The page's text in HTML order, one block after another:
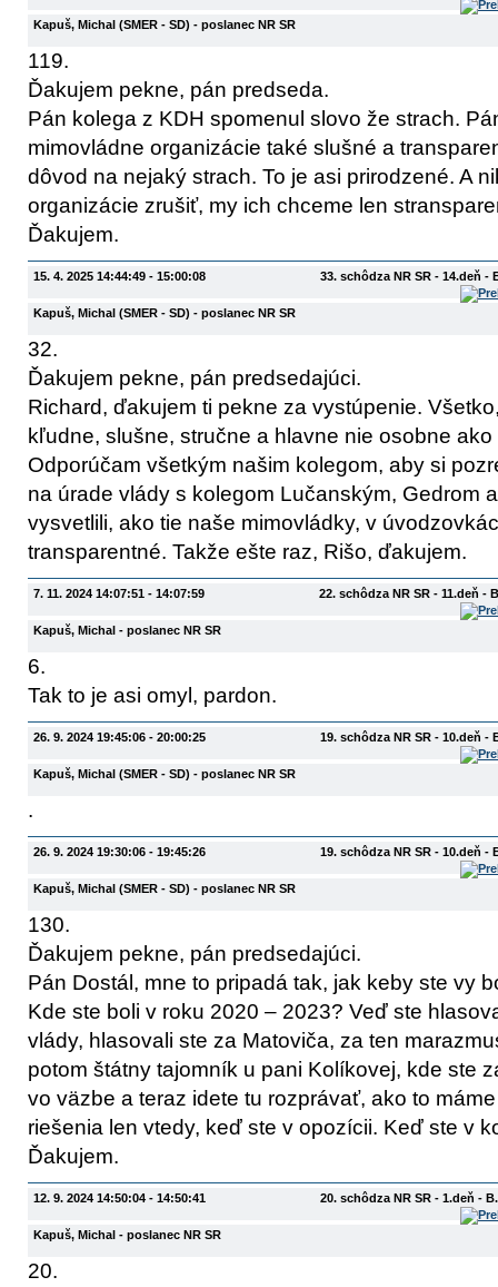
Kapuš, Michal (SMER - SD) - poslanec NR SR
119.
Ďakujem pekne, pán predseda.
Pán kolega z KDH spomenul slovo že strach.
mimovládne organizácie také slušné a
dôvod na nejaký strach. To je asi prirodzené. A
organizácie zrušiť, my ich chceme len
Ďakujem.
15. 4. 2025 14:44:49 - 15:00:08 33. schôdza NR SR - 14.deň -
Kapuš, Michal (SMER - SD) - poslanec NR SR
32.
Ďakujem pekne, pán predsedajúci.
Richard, ďakujem ti pekne za vystúpenie.
kľudne, slušne, stručne a hlavne nie osobne
Odporúčam všetkým našim kolegom, aby si
na úrade vlády s kolegom Lučanským, Gedrom
vysvetlili, ako tie naše mimovládky, v
transparentné. Takže ešte raz, Rišo, ďakujem.
7. 11. 2024 14:07:51 - 14:07:59 22. schôdza NR SR - 11.deň -
Kapuš, Michal - poslanec NR SR
6.
Tak to je asi omyl, pardon.
26. 9. 2024 19:45:06 - 20:00:25 19. schôdza NR SR - 10.deň
Kapuš, Michal (SMER - SD) - poslanec NR SR
.
26. 9. 2024 19:30:06 - 19:45:26 19. schôdza NR SR - 10.deň
Kapuš, Michal (SMER - SD) - poslanec NR SR
130.
Ďakujem pekne, pán predsedajúci.
Pán Dostál, mne to pripadá tak, jak keby ste vy
Kde ste boli v roku 2020 – 2023? Veď ste
vlády, hlasovali ste za Matoviča, za ten
potom štátny tajomník u pani Kolíkovej, kde ste
vo väzbe a teraz idete tu rozprávať, ako to
riešenia len vtedy, keď ste v opozícii. Keď ste v
Ďakujem.
12. 9. 2024 14:50:04 - 14:50:41 20. schôdza NR SR - 1.deň -
Kapuš, Michal - poslanec NR SR
20.